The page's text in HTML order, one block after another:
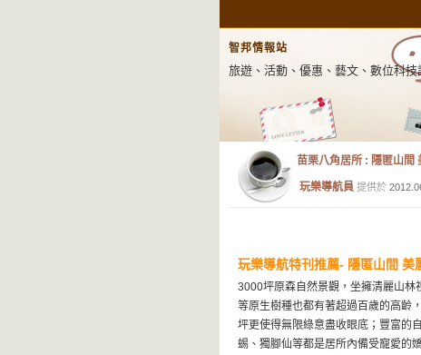
智邦情報站
旅遊、活動、優惠、藝文、數位科技
苗栗八角居所 : 隱匿山間
玩樂導航員 提供於
玩樂導航特刊推薦- 隱匿山間 美
3000坪原森自然景觀，坐擁清麗山林
等原生樹種也都有著超過百歲的高齡
坪更使得無限綠意盡收眼底；豐富的
蜴、獨腳仙等都是居所內備受寵愛的